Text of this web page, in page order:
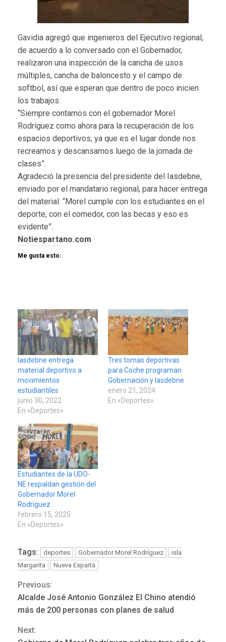
Gavidia agregó que ingenieros del Ejecutivo regional,
de acuerdo a lo conversado con el Gobernador,
realizaron una inspección de la cancha de usos
múltiples, cancha de baloncesto y el campo de
softbol, así que esperan que dentro de poco inicien
los trabajos.
“Siempre contamos con el gobernador Morel
Rodríguez como ahora para la recuperación de los
espacios deportivos, ya que es el lugar donde nos
recreamos y descansamos luego de la jornada de
clases”.
Agradeció la presencia del presidente del Iasdebne,
enviado por el mandatario regional, para hacer entrega
del material. “Morel cumple con los estudiantes en el
deporte, con el comedor, con las becas y eso es
evidente”.
Notiespartano.com
Me gusta esto:
Iasdebne entrega
material deportivo a
movimientos
estudiantiles
junio 30, 2022
En «Deportes»
Tres tomas deportivas
para Coche programan
Gobernación y Iasdebne
enero 21, 2024
En «Deportes»
Estudiantes de la UDO-
NE respaldan gestión del
Gobernador Morel
Rodríguez
febrero 15, 2025
En «Deportes»
Tags: deportes Gobernador Morel Rodríguez
isla
Margarita
Nueva Esparta
Continue
Reading
Previous:
Alcalde José Antonio González El Chino atendió
más de 200 personas con planes de salud
Next:
3
ÚLTIMA HORA
ONGs piden a CIDH
POLÍTICA
TITULARES